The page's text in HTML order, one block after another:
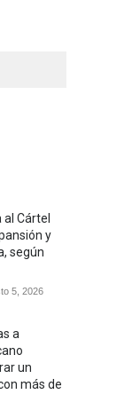
al Cártel
y
según
5, 2026
a
un
más de